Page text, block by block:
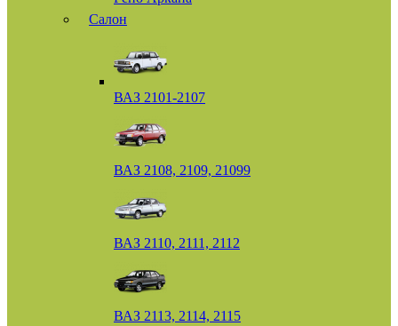
Салон
ВАЗ 2101-2107
ВАЗ 2108, 2109, 21099
ВАЗ 2110, 2111, 2112
ВАЗ 2113, 2114, 2115